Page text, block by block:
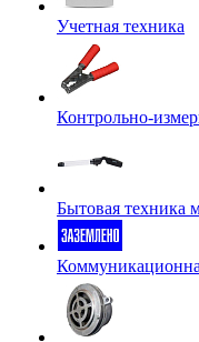
Учетная техника
Контрольно-
Бытовая техника